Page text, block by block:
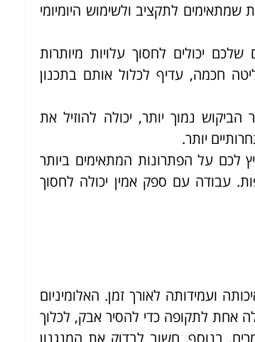
לתקציב ולשימוש היומיומי
יכולים לחסוך עלויות מיותרות
חכמה, עדיף לכלול אותם בתכנון
נמוך יותר, יכולה להוזיל את
יותר.
לכם על הפתרונות המתאימים ביותר
עבודה עם ספק אמין יכולה לחסוך
ועמידותה לאורך זמן. האלומיניום
אחת לתקופה כדי להסיר אבק, לכלוך